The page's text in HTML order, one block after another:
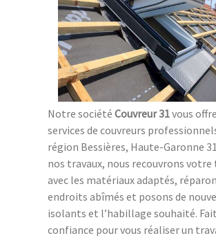
Notre société Couvreur 31vous
services de couvreurs
région Bessières, Haute-Garonne
nos travaux, nous recouvrons
avec les matériaux adaptés,
endroits abîmés et posons de
isolants et l’habillage souhaité.
confiance pour vous réaliser un